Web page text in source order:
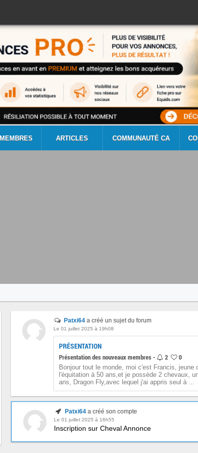
MEMBRES ARTICLES COMMUNAUTÉ CA
Patxi64 a créé un sujet du forum
Le 01 juillet 2025 à 19h08
PRÉSENTATION
Présentation des nouveaux membres - 2 0
Bonjour tout le monde, moi c'est Francis,
l'équitation à 50 ans,et je possède 2 chevaux,
ans, Dragon Fly,avec lequel j'ai appris seul à ...
Patxi64a créé son compte
Le 01 juillet 2025 à 16h55
Inscription sur Cheval Annonce